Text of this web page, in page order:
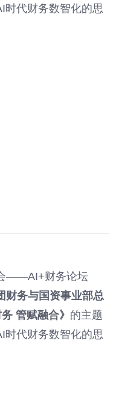
时代财务数智化的思
——AI+财务论坛
财务与国资事业部总
务 管赋融合》 的主题
时代财务数智化的思